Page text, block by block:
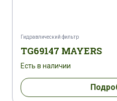
Гидравлический фильтр
TG69147 MAYERS
Есть в наличии